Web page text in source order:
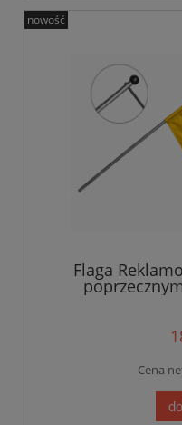
Flaga
Cena
nowość